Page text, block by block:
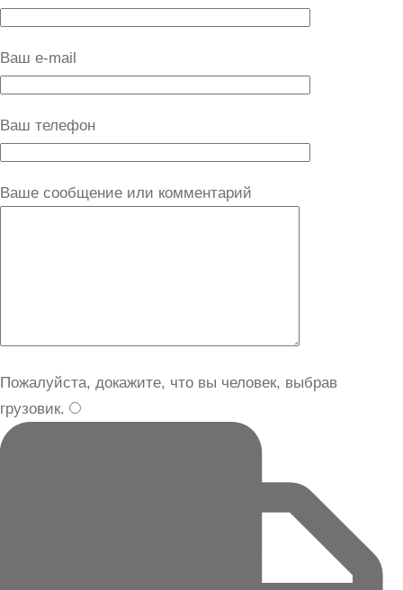
Ваш e-mail
Ваш телефон
Ваше сообщение или комментарий
Пожалуйста, докажите, что вы человек, выбрав
грузовик.